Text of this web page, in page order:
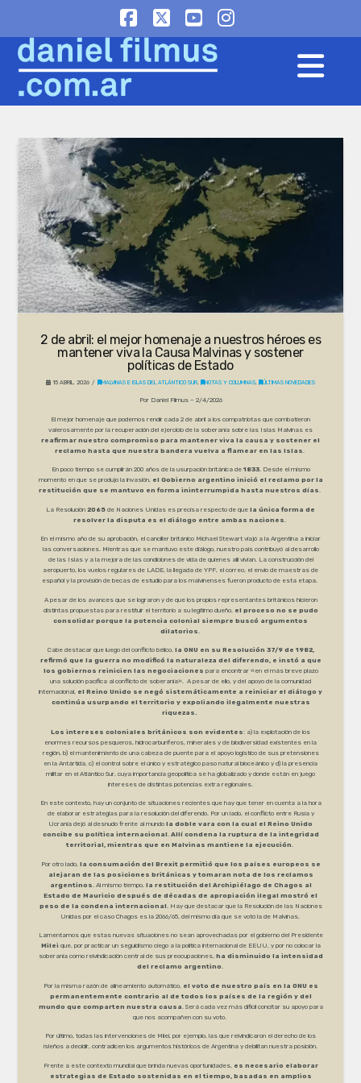
Facebook
X YouTube
Instagram
2 de abril: el mejor homenaje a nuestros héroes es
mantener viva la Causa Malvinas y sostener
políticas de Estado
15 ABRIL, 2026 MALVINAS E ISLAS DEL ATLÁNTICO SUR, NOTAS Y COLUMNAS, ÚLTIMAS NOVEDADES
Por Daniel Filmus – 2/4/2026
El mejor homenaje que podemos rendir cada 2 de abril a los compatriotas que combatieron
valerosamente por la recuperación del ejercicio de la soberanía sobre las Islas Malvinas es
reafirmar nuestro compromiso para mantener viva la causa y sostener el
reclamo hasta que nuestra bandera vuelva a flamear en las Islas
En poco tiempo se cumplirán 200 años de la usurpación británica de 1833. Desde el mismo
momento en que se produjo la invasión, el Gobierno argentino inició el reclamo por la
restitución que se mantuvo en forma ininterrumpida hasta nuestros días.
La Resolución 2065 de Naciones Unidas es precisa respecto de que la única forma de
resolver la disputa es el diálogo entre ambas naciones
En el mismo año de su aprobación, el canciller británico Michael Stewart viajó a la Argentina a iniciar
las conversaciones. Mientras que se mantuvo este diálogo, nuestro país contribuyó al desarrollo
de las Islas y a la mejora de las condiciones de vida de quienes allí vivían. La construcción del
aeropuerto, los vuelos regulares de LADE, la llegada de YPF, el correo, el envío de maestras de
español y la provisión de becas de estudio para los malvinenses fueron producto de esta etapa.
A pesar de los avances que se lograron y de que los propios representantes británicos hicieron
distintas propuestas para restituir el territorio a su legítimo dueño, el proceso no se pudo
consolidar porque la potencia colonial siempre buscó argumentos
dilatorios
Cabe destacar que luego del conflicto bélico, la ONU en su Resolución 37/9 de 1982,
refirmó que la guerra no modificó la naturaleza del diferendo, e instó a que
los gobiernos reinicien las negociaciones para encontrar «en el más breve plazo
una solución pacífica al conflicto de soberanía». A pesar de ello, y del apoyo de la comunidad
internacional, el Reino Unido se negó sistemáticamente a reiniciar el diálogo y
continúa usurpando el territorio y expoliando ilegalmente nuestras
riquezas.
Los intereses coloniales británicos son evidentes: a) la explotación de los
enormes recursos pesqueros, hidrocarburíferos, minerales y de biodiversidad existentes en la
región, b) el mantenimiento de una cabeza de puente para el apoyo logístico de sus pretensiones
en la Antártida. c) el control sobre el único y estratégico paso natural bioceánico y d) la presencia
militar en el Atlántico Sur, cuya importancia geopolítica se ha globalizado y donde están en juego
intereses de distintas potencias extra regionales.
En este contexto, hay un conjunto de situaciones recientes que hay que tener en cuenta a la hora
de elaborar estrategias para la resolución del diferendo. Por un lado, el conflicto entre Rusia y
Ucrania dejó al desnudo frente al mundo la doble vara con la cual el Reino Unido
concibe su política internacional. Allí condena la ruptura de la integridad
territorial, mientras que en Malvinas mantiene la ejecución.
Por otro lado, la consumación del Brexit permitió que los países europeos se
alejaran de las posiciones británicas y tomaran nota de los reclamos
argentinos . Al mismo tiempo, la restitución del Archipiélago de Chagos al
Estado de Mauricio después de décadas de apropiación ilegal mostró el
peso de la condena internacional . Hay que destacar que la Resolución de las Naciones
Unidas por el caso Chagos es la 2066/65, del mismo día que se votó la de Malvinas.
Lamentamos que estas nuevas situaciones no sean aprovechadas por el gobierno del Presidente
Milei que, por practicar un seguidismo ciego a la política internacional de EEUU, y por no colocar la
soberanía como reivindicación central de sus preocupaciones, ha disminuido la intensidad
del reclamo argentino.
Por la misma razón de alineamiento automático, el voto de nuestro país en la ONU es
permanentemente contrario al de todos los países de la región y del
mundo que comparten nuestra causa . Será cada vez más difícil concitar su apoyo para
que nos acompañen con su voto.
Por último, todas las intervenciones de Milei, por ejemplo, las que reivindicaron el derecho de los
isleños a decidir, contradicen los argumentos históricos de Argentina y debilitan nuestra posición.
Frente a este contexto mundial que brinda nuevas oportunidades, es necesario elaborar
estrategias de Estado sostenidas en el tiempo, basadas en amplios